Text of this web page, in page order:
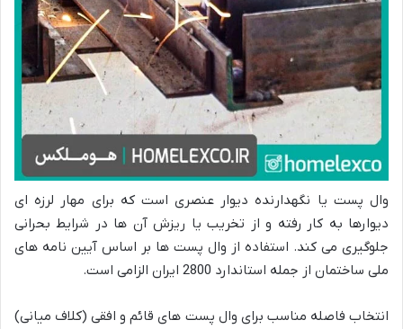
وال پست یا نگهدارنده دیوار عنصری است که برای مهار لرزه ای
دیوارها به کار رفته و از تخریب یا ریزش آن ها در شرایط بحرانی
جلوگیری می کند. استفاده از وال پست ها بر اساس آیین نامه های
ملی ساختمان از جمله استاندارد 2800 ایران الزامی است.
انتخاب فاصله مناسب برای وال پست های قائم و افقی (کلاف میانی)